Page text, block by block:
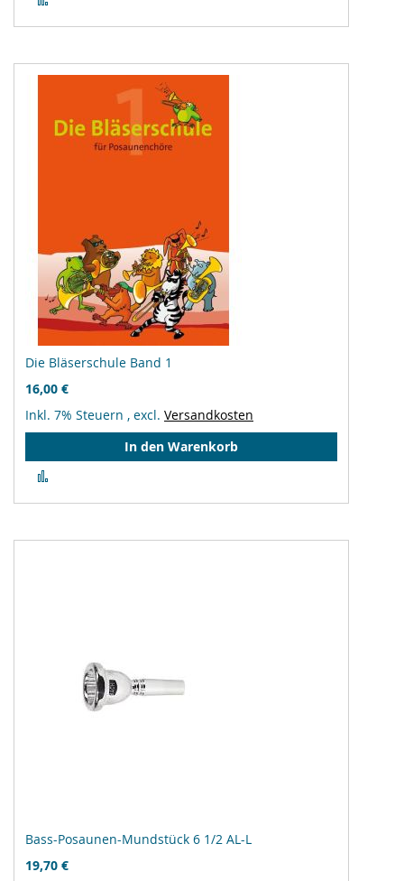
hinzufügen
Die Bläserschule Band 1
16,00 €
Inkl. 7% Steuern , excl. Versandkosten
In den Warenkorb
hinzufügen
Bass-Posaunen-Mundstück 6 1/2 AL-L
19,70 €